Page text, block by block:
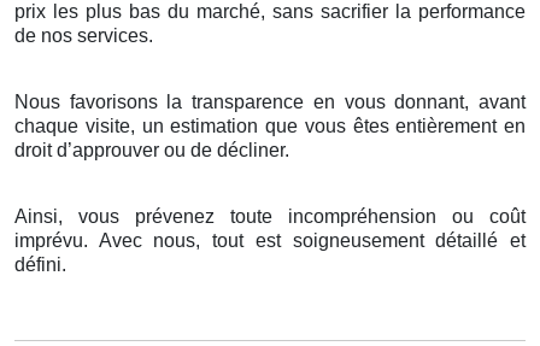
prix les plus bas du marché, sans sacrifier la performance
de nos services.
Nous favorisons la transparence en vous donnant, avant
chaque visite, un estimation que vous êtes entièrement en
droit d’approuver ou de décliner.
Ainsi, vous prévenez toute incompréhension ou coût
imprévu. Avec nous, tout est soigneusement détaillé et
défini.